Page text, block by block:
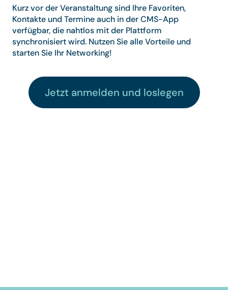
Kurz vor der Veranstaltung sind Ihre Favoriten,
Kontakte und Termine auch in der CMS-App
verfügbar, die nahtlos mit der Plattform
synchronisiert wird. Nutzen Sie alle Vorteile und
starten Sie Ihr Networking!
Jetzt anmelden und loslegen